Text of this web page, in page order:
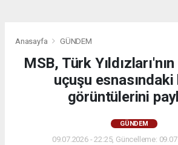
Anasayfa GÜNDEM
MSB, Türk
uçuşu
görüntülerini
GÜNDEM
09.07.2026 - 22:25, Güncelleme: